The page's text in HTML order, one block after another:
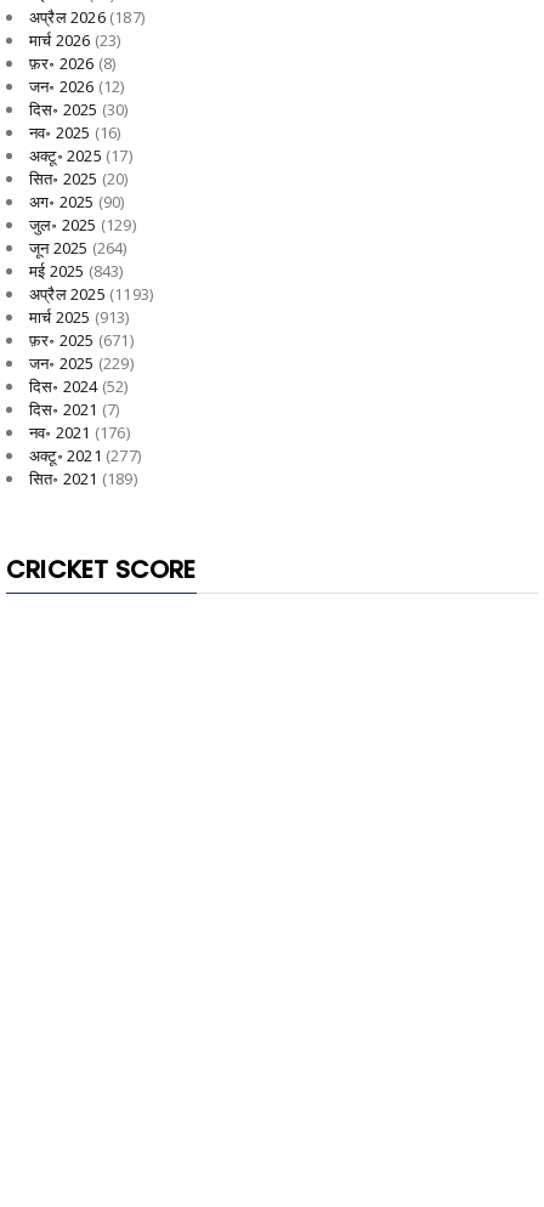
अप्रैल 2026(187)
मार्च 2026 (23)
फ़र॰ 2026 (8)
जन॰ 2026 (12)
दिस॰ 2025 (30)
नव॰ 2025 (16)
अक्टू॰ 2025 (17)
सित॰ 2025 (20)
अग॰ 2025 (90)
जुल॰ 2025 (129)
जून 2025 (264)
मई 2025 (843)
अप्रैल 2025 (1193)
मार्च 2025 (913)
फ़र॰ 2025 (671)
जन॰ 2025 (229)
दिस॰ 2024(52)
दिस॰ 2021 (7)
नव॰ 2021 (176)
अक्टू॰ 2021 (277)
सित॰ 2021 (189)
CRICKET SCORE